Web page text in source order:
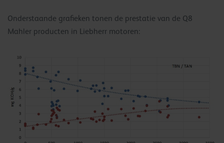
Onderstaande grafieken tonen de prestatie van de Q8
Mahler producten in Liebherr motoren: